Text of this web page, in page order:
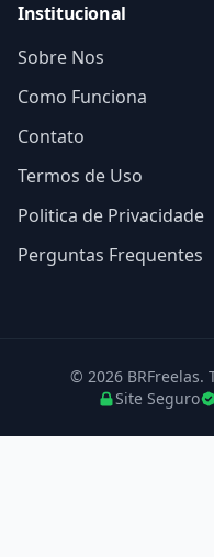
Institucional
Sobre Nos
Como Funciona
Contato
Termos de Uso
Politica de Privacidade
Perguntas Frequentes
© 2026 BRFreelas.
Site Seguro